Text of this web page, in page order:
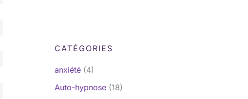
CATÉGORIES
anxiété(4)
Auto-hypnose(18)